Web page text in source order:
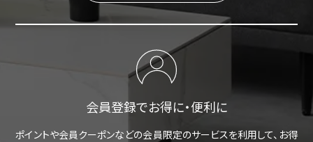
会員登録でお得に・便利に
ポイントや会員クーポンなどの会員限定のサービスを利用して、お得